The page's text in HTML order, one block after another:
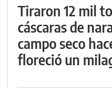
Tiraron 12 mil
cáscaras de
campo seco
floreció un